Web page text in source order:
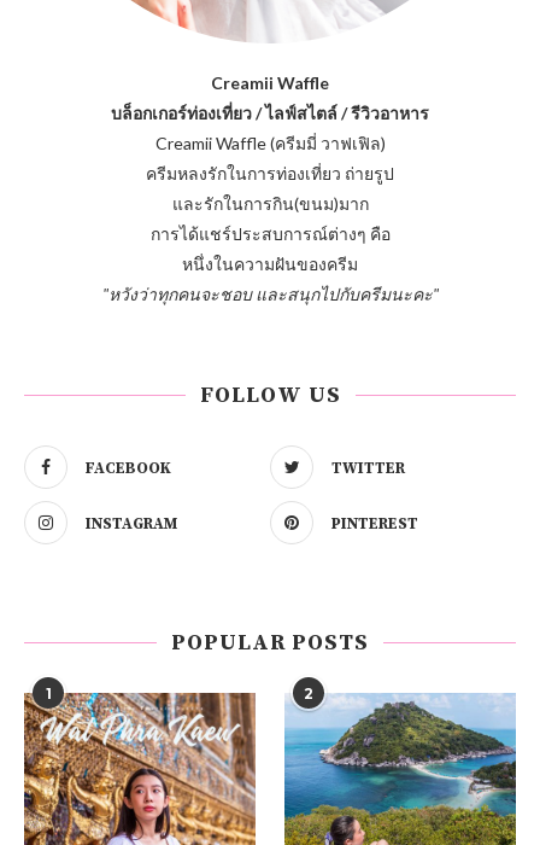
Creamii Waffle
บล็อกเกอร์ท่องเที่ยว / ไลฟ์สไตล์ / รีวิวอาหาร
Creamii Waffle (ครีมมี่ วาฟเฟิล)
ครีมหลงรักในการท่องเที่ยว ถ่ายรูป
และรักในการกิน(ขนม)มาก
การได้แชร์ประสบการณ์ต่างๆ คือ
หนึ่งในความฝันของครีม
"หวังว่าทุกคนจะชอบ และสนุกไปกับครีมนะคะ"
FOLLOW US
FACEBOOK TWITTER
INSTAGRAM PINTEREST
POPULAR POSTS
1 2